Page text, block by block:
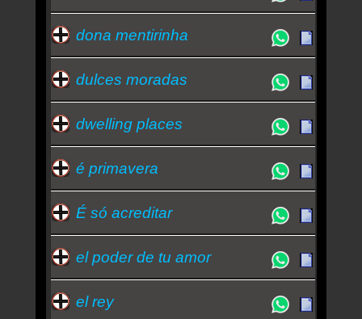
dona mentirinha
dulces moradas
dwelling places
é primavera
É só acreditar
el poder de tu amor
el rey